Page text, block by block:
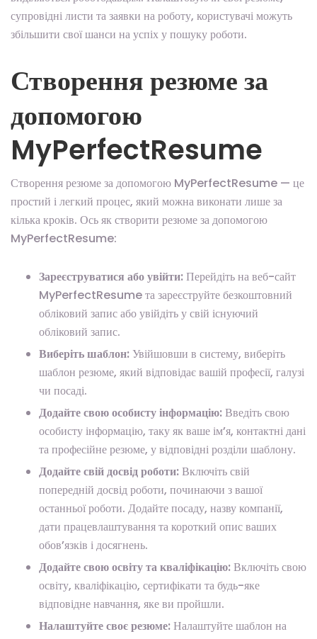
супровідні листи та заявки на роботу, користувачі можуть
збільшити свої шанси на успіх у пошуку роботи.
Створення резюме за
допомогою
MyPerfectResume
Створення резюме за допомогою MyPerfectResume — це
простий і легкий процес, який можна виконати лише за
кілька кроків. Ось як створити резюме за допомогою
MyPerfectResume:
Зареєструватися або увійти:Перейдіть на веб-сайт
MyPerfectResume та зареєструйте безкоштовний
обліковий запис або увійдіть у свій існуючий
обліковий запис.
Виберіть шаблон:Увійшовши в систему, виберіть
шаблон резюме, який відповідає вашій професії, галузі
чи посаді.
Додайте свою особисту інформацію:Введіть свою
особисту інформацію, таку як ваше ім’я, контактні дані
та професійне резюме, у відповідні розділи шаблону.
Додайте свій досвід роботи:Включіть свій
попередній досвід роботи, починаючи з вашої
останньої роботи. Додайте посаду, назву компанії,
дати працевлаштування та короткий опис ваших
обов’язків і досягнень.
Додайте свою освіту та кваліфікацію:Включіть свою
освіту, кваліфікацію, сертифікати та будь-яке
відповідне навчання, яке ви пройшли.
Налаштуйте своє резюме:Налаштуйте шаблон на